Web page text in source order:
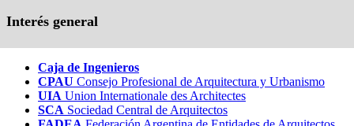
Interés general
Caja de Ingenieros
CPAU Consejo Profesional de Arquitectura y Urbanismo
UIA Union Internationale des Architectes
SCA Sociedad Central de Arquitectos